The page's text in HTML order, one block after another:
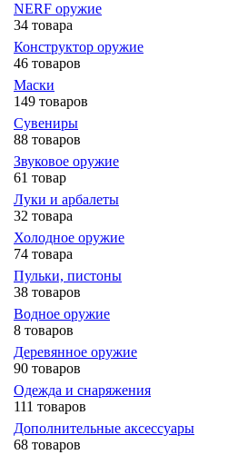
NERF оружие
34 товара
Конструктор оружие
46 товаров
Маски
149 товаров
Сувениры
88 товаров
Звуковое оружие
61 товар
Луки и арбалеты
32 товара
Холодное оружие
74 товара
Пульки, пистоны
38 товаров
Водное оружие
8 товаров
Деревянное оружие
90 товаров
Одежда и снаряжения
111 товаров
Дополнительные аксессуары
68 товаров